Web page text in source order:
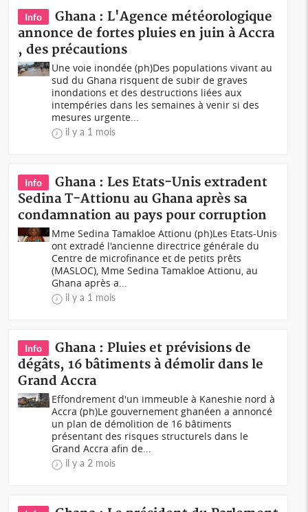
Info
Ghana : L'Agence météorologique
annonce de fortes pluies en juin à Accra
, des précautions
Une voie inondée (ph)Des populations vivant au
sud du Ghana risquent de subir de graves
inondations et des destructions liées aux
intempéries dans les semaines à venir si des
mesures urgente...
il y a 1 mois
Info
Ghana : Les Etats-Unis extradent
Sedina T-Attionu au Ghana après sa
condamnation au pays pour corruption
Mme Sedina Tamakloe Attionu (ph)Les Etats-Unis
ont extradé l'ancienne directrice générale du
Centre de microfinance et de petits prêts
(MASLOC), Mme Sedina Tamakloe Attionu, au
Ghana après a...
il y a 1 mois
Info
Ghana : Pluies et prévisions de
dégâts, 16 bâtiments à démolir dans le
Grand Accra
Effondrement d'un immeuble à Kaneshie nord à
Accra (ph)Le gouvernement ghanéen a annoncé
un plan de démolition de 16 bâtiments
présentant des risques structurels dans le
Grand Accra afin de...
il y a 2 mois